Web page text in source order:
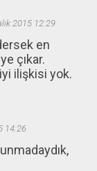
2015 12:29
en
çıkar.
ilişkisi yok.
14:26